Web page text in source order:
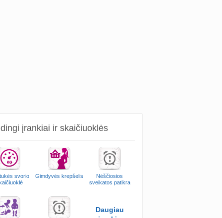
įrankiai ir skaičiuoklės
svorio
Gimdyvės krepšelis
Nėščiosios
sveikatos patikra
Daugiau